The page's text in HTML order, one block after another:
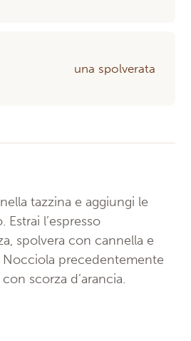
una spolverata
tazzina e aggiungi le
l’espresso
spolvera con cannella e
Nocciola precedentemente
scorza d’arancia.